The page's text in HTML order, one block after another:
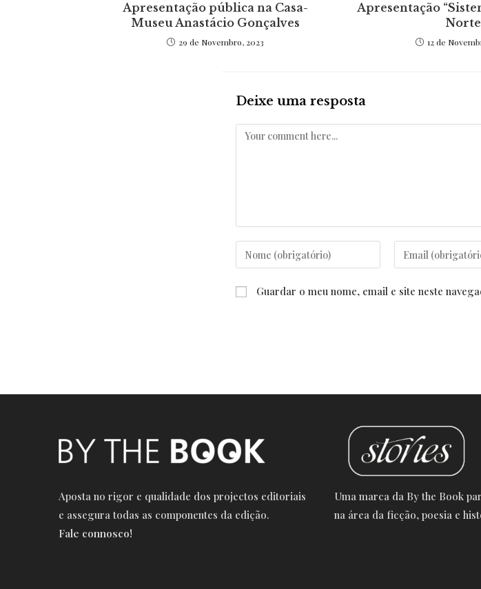
Apresentação pública na Casa-
Museu Anastácio Gonçalves
29 de Novembro, 2023
Apresentação
Norte
12 de
Deixe uma resposta
Comentar
Enter
your
name
Enter
your
email
Guardar o meu nome, email e site neste
Aposta no rigor e qualidade dos projectos editoriais
e assegura todas as componentes da edição.
Fale connosco!
Uma marca da By the Book
na área da ficção, poesia e